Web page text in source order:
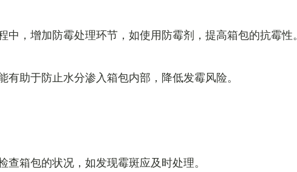
中，增加防霉处理环节，如使用防霉剂，提高箱包的抗霉性。
有助于防止水分渗入箱包内部，降低发霉风险。
查箱包的状况，如发现霉斑应及时处理。